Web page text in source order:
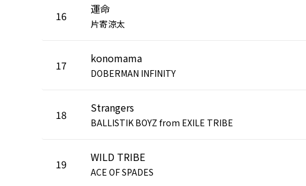
16 運命
片寄涼太
17 konomama
DOBERMAN INFINITY
18 Strangers
BALLISTIK BOYZ from EXILE TRIBE
19 WILD TRIBE
ACE OF SPADES